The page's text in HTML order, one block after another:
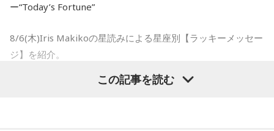
と独立記念日の精神を称えるため、終日インドネシアの音楽
だけをオンエアしてこのお祝いに参加します！とのこと。
やぎ座のアナタ：使わないアプリを整理して軽くするといい
ー“Today’s Fortune”
8/6(木)Iris Makikoの星読みによる星座別【ラッキーメッセー
ジ】を紹介。
- * - * - * - * - * - * - * - * - * - * - * - * - * - * - * - * - * - * - *
この記事を読む